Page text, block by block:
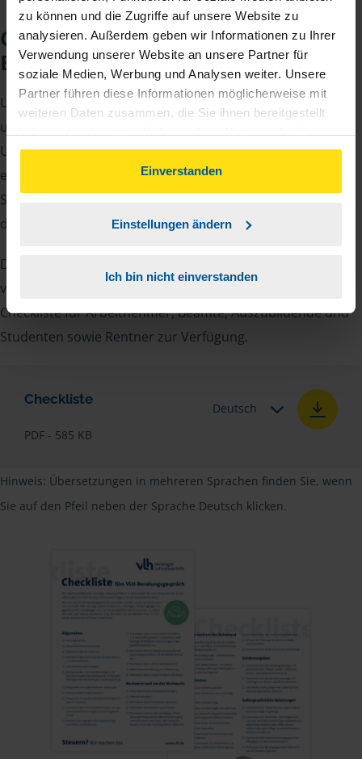
zu können und die Zugriffe auf unsere Website zu
analysieren. Außerdem geben wir Informationen zu Ihrer
Verwendung unserer Website an unsere Partner für
soziale Medien, Werbung und Analysen weiter. Unsere
Partner führen diese Informationen möglicherweise mit
weiteren Daten zusammen, die Sie ihnen bereitgestellt
haben oder die sie im Rahmen Ihrer Nutzung der Dienste
gesammelt haben. Indem Sie auf Einverstanden klicken,
können Sie der Verwendung von Cookies, gemäß
unserer➔ Datenschutzrichtliniezustimmen.
Einverstanden
Einstellungen ändern
Ich bin nicht einverstanden
Checkliste für Ihr
Beratungsgespräch
Um Ihre Steuererklärung erstellen zu können, benötigen
unsere Beraterinnen und Berater eine Reihe von
Unterlagen von Ihnen. Dazu gehört beispielsweise die
elektronische Lohnsteuerbescheinigung, Ihre
Steueridentifikationsnummer, der Rentenbescheid oder
die Bescheinigung über das Kindergeld.
Damit Sie sich gut vorbereiten können und keinen der
vielen Nachweise vergessen, stellen wir Ihnen hier eine
Checkliste für Arbeitnehmer, Beamte, Auszubildende und
Studenten sowie Rentner zur Verfügung.
Checkliste
PDF - 585 KB
Deutsch
Hinweis: Übersetzungen in mehreren Sprachen finden Sie, wenn
Sie auf den Pfeil neben der Sprache Deutsch klicken.